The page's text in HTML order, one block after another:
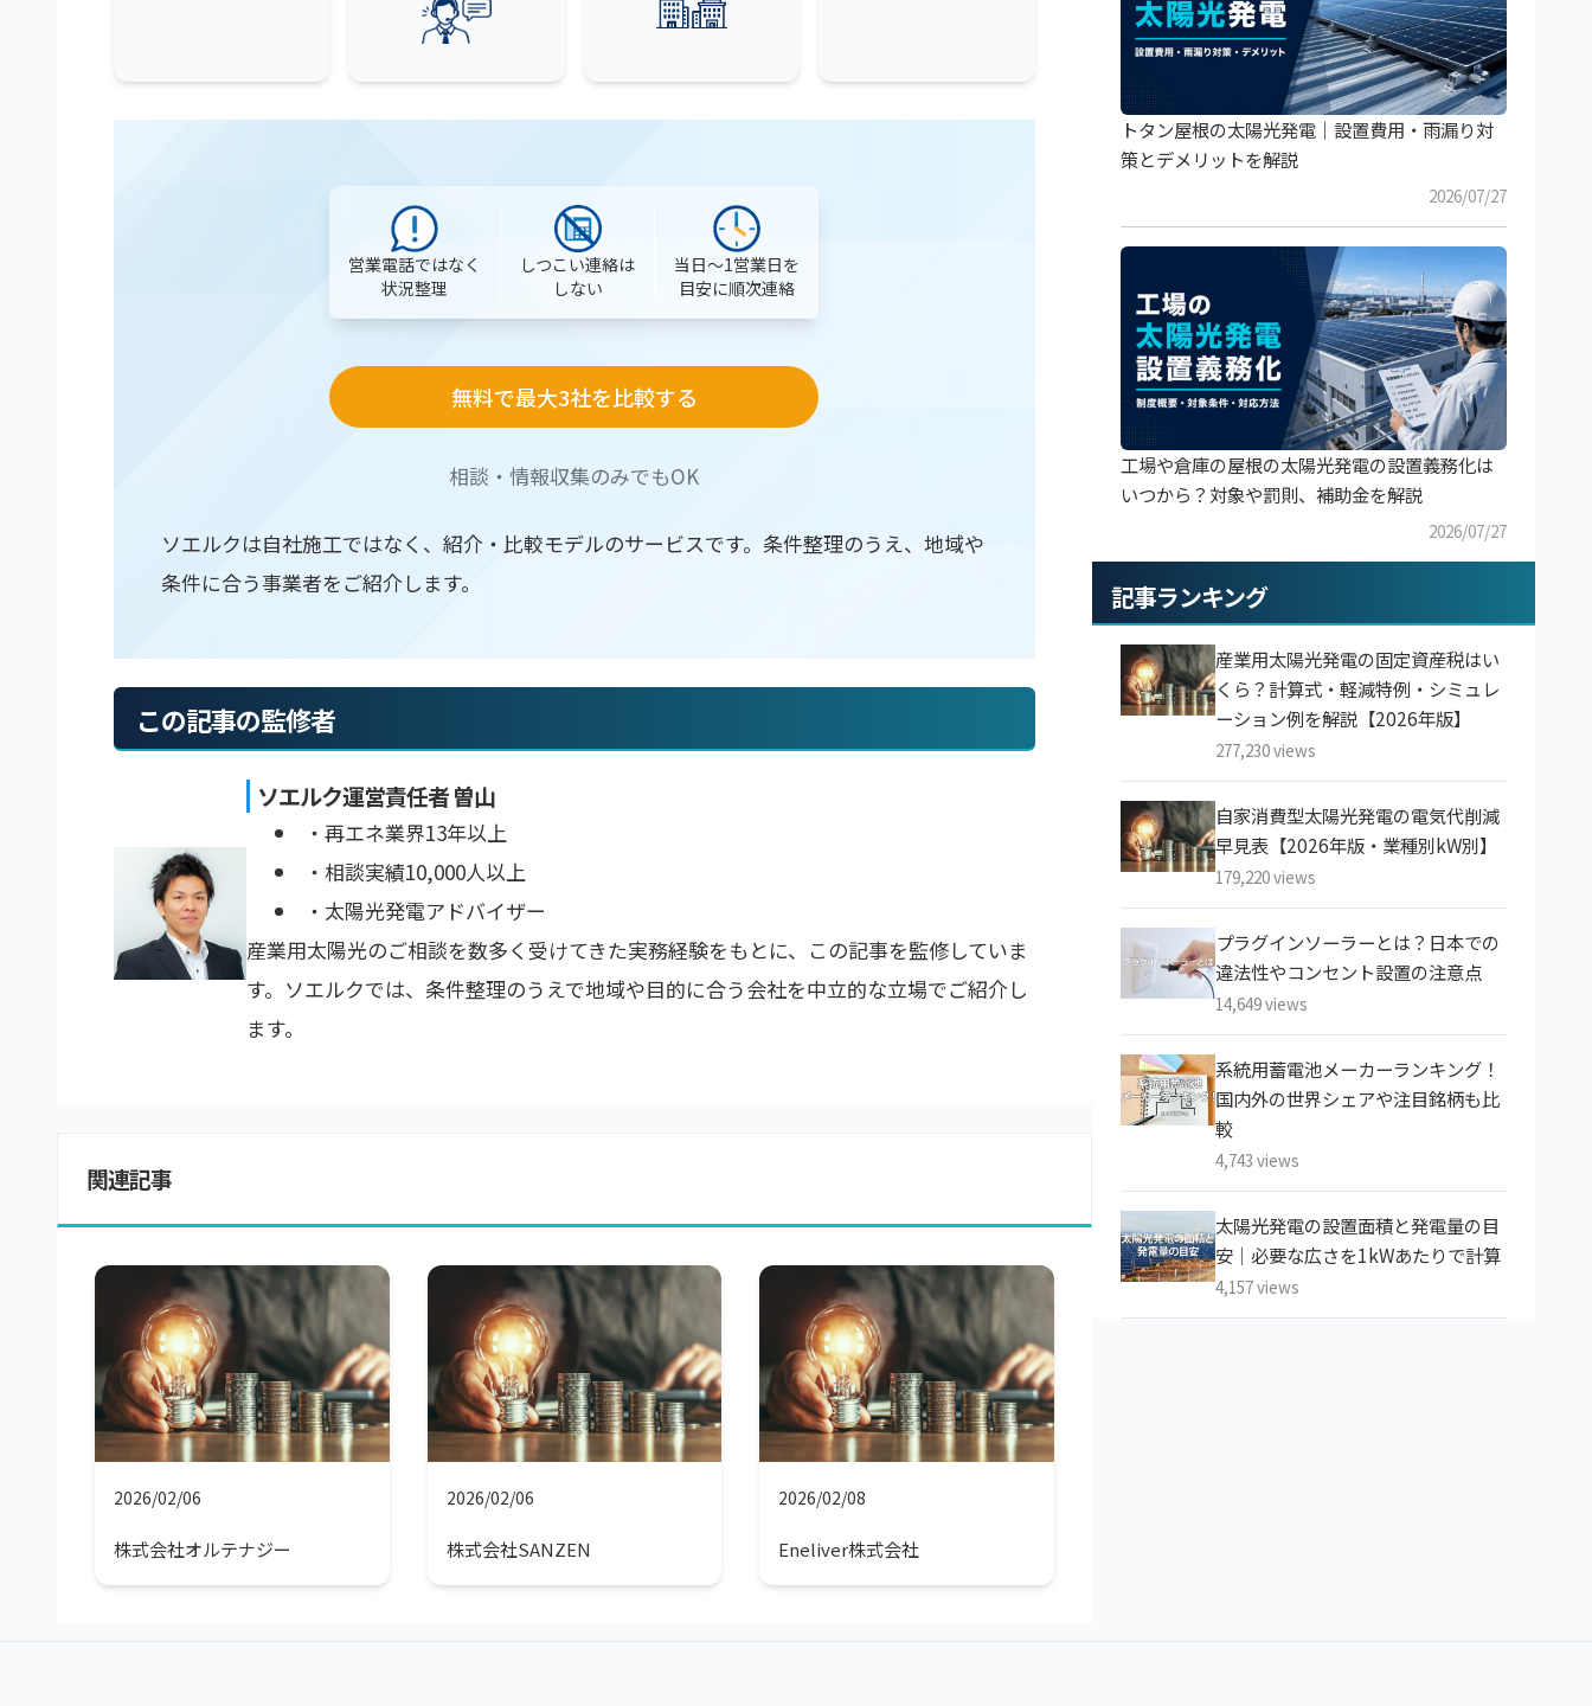
営業電話ではなく
状況整理
しつこい連絡は
しない
当日〜1営業日を
目安に順次連絡
無料で最大3社を比較する
相談・情報収集のみでもOK
ソエルクは自社施工ではなく、紹介・比較モデルのサービスです。条件整理のうえ、地域や
条件に合う事業者をご紹介します。
この記事の監修者
ソエルク運営責任者 曽山
・再エネ業界13年以上
・相談実績10,000人以上
・太陽光発電アドバイザー
産業用太陽光のご相談を数多く受けてきた実務経験をもとに、この記事を監修していま
す。ソエルクでは、条件整理のうえで地域や目的に合う会社を中立的な立場でご紹介し
ます。
関連記事
2026/02/06
株式会社オルテナジー
2026/02/06
株式会社SANZEN
2026/02/08
Eneliver株式会社
トタン屋根の太陽光発電｜設置費用・雨漏り対
策とデメリットを解説
2026/07/27
工場や倉庫の屋根の太陽光発電の設置義務化は
いつから？対象や罰則、補助金を解説
2026/07/27
記事ランキング
産業用太陽光発電の固定資産税はい
くら？計算式・軽減特例・シミュレ
ーション例を解説【2026年版】
277,230 views
自家消費型太陽光発電の電気代削減
早見表【2026年版・業種別kW別】
179,220 views
プラグインソーラーとは？日本での
違法性やコンセント設置の注意点
14,649 views
系統用蓄電池メーカーランキング！
国内外の世界シェアや注目銘柄も比
較
4,743 views
太陽光発電の設置面積と発電量の目
安｜必要な広さを1kWあたりで計算
4,157 views